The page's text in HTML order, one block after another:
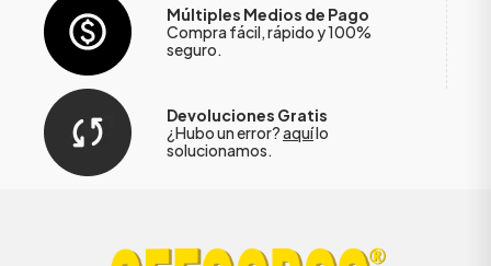
Múltiples Medios de Pago
Compra fácil, rápido y 100%
seguro.
Devoluciones Gratis
¿Hubo un error?aquílo
solucionamos.